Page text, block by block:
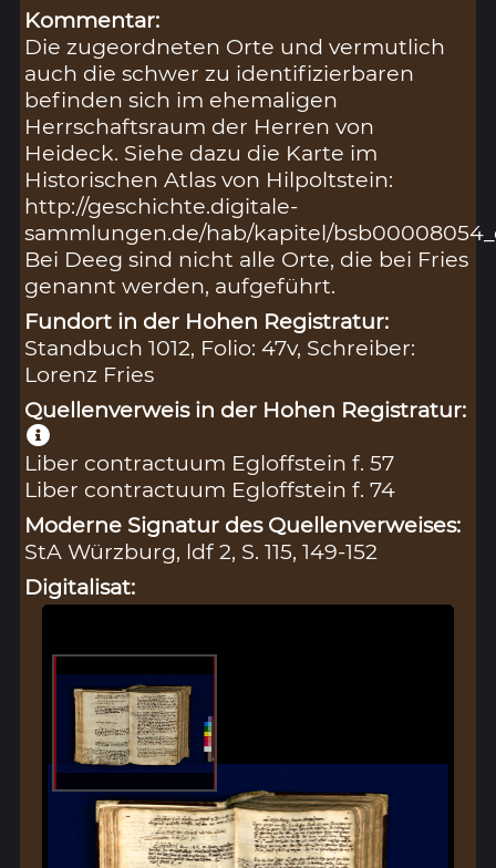
Kommentar:
Die zugeordneten Orte und vermutlich
auch die schwer zu identifizierbaren
befinden sich im ehemaligen
Herrschaftsraum der Herren von
Heideck. Siehe dazu die Karte im
Historischen Atlas von Hilpoltstein:
http://geschichte.digitale-
sammlungen.de/hab/kapitel/
Bei Deeg sind nicht alle Orte, die bei Fries
genannt werden, aufgeführt.
Fundort in der Hohen Registratur:
Standbuch 1012, Folio: 47v, Schreiber:
Lorenz Fries
Quellenverweis in der Hohen Registratur:
Liber contractuum Egloffstein f. 57
Liber contractuum Egloffstein f. 74
Moderne Signatur des Quellenverweises:
StA Würzburg, ldf 2, S. 115, 149-152
Digitalisat: